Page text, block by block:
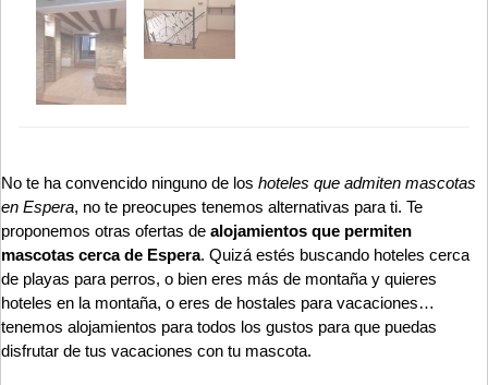
No te ha convencido ninguno de los hoteles que admiten mascotas
en Espera, no te preocupes tenemos alternativas para ti. Te
proponemos otras ofertas de alojamientos que permiten
mascotas cerca de Espera. Quizá estés buscando hoteles cerca
de playas para perros, o bien eres más de montaña y quieres
hoteles en la montaña, o eres de hostales para vacaciones…
tenemos alojamientos para todos los gustos para que puedas
disfrutar de tus vacaciones con tu mascota.